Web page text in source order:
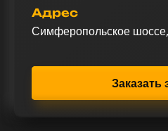
Адрес
Симферопольское
Заказать